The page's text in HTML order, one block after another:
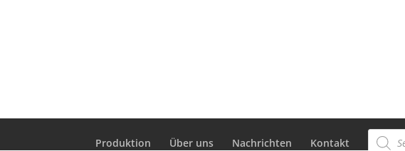
Produktion Über uns Nachrichten Kontakt search